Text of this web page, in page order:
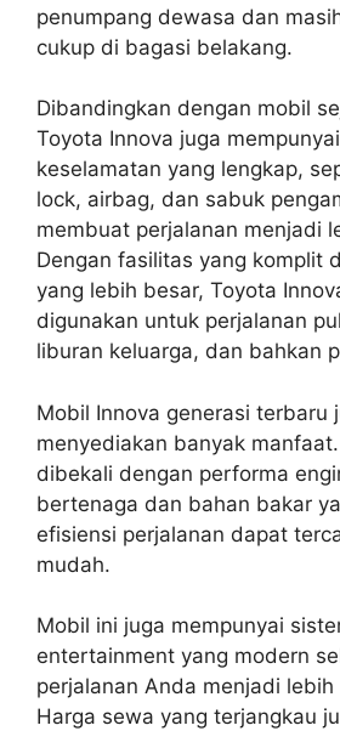
penumpang dewasa dan
cukup di bagasi belakang.
Dibandingkan dengan mobil
Toyota Innova juga
keselamatan yang lengkap,
lock, airbag, dan sabuk
membuat perjalanan menjadi
Dengan fasilitas yang komplit
yang lebih besar, Toyota
digunakan untuk perjalanan
liburan keluarga, dan bahkan
Mobil Innova generasi terbaru
menyediakan banyak
dibekali dengan performa
bertenaga dan bahan bakar
efisiensi perjalanan dapat
mudah.
Mobil ini juga mempunyai
entertainment yang modern
perjalanan Anda menjadi lebih
Harga sewa yang terjangkau